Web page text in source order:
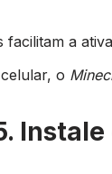
facilitam a
o
Instale